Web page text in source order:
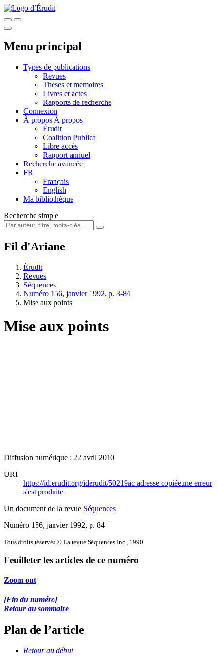
Menu principal
Types de publications
Revues
Thèses et mémoires
Livres et actes
Rapports de recherche
Connexion
À propos À propos
Érudit
Coalition Publica
Libre accès
Rapport annuel
Recherche avancée
FR
Français
English
Ma bibliothèque
Recherche simple
Fil d'Ariane
Érudit
Revues
Séquences
Numéro 156, janvier 1992, p. 3-84
Mise aux points
Mise aux points
Diffusion numérique : 22 avril 2010
URI
https://id.erudit.org/iderudit/50219ac adresse copiéeune erreur
s'est produite
Un document de la revue Séquences
Numéro 156, janvier 1992, p. 84
Tous droits réservés © La revue Séquences Inc., 1990
Feuilleter les articles de ce numéro
Zoom out
[Fin du numéro]
Retour au sommaire
Plan de l’article
Retour au début